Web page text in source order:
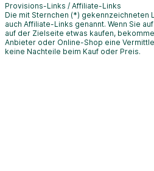
Provisions-Links / Affiliate-Links
Die mit Sternchen (*) gekennzeichneten
auch Affiliate-Links genannt. Wenn Sie
auf der Zielseite etwas kaufen,
Anbieter oder Online-Shop eine
keine Nachteile beim Kauf oder Preis.